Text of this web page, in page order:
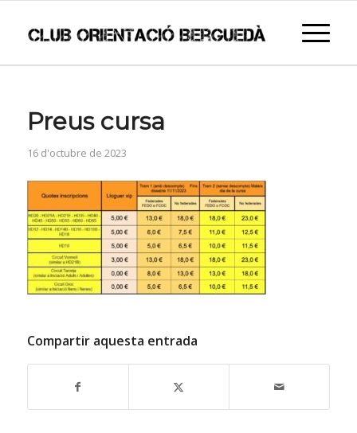
Preus cursa
16 d'octubre de 2023
Compartir aquesta entrada